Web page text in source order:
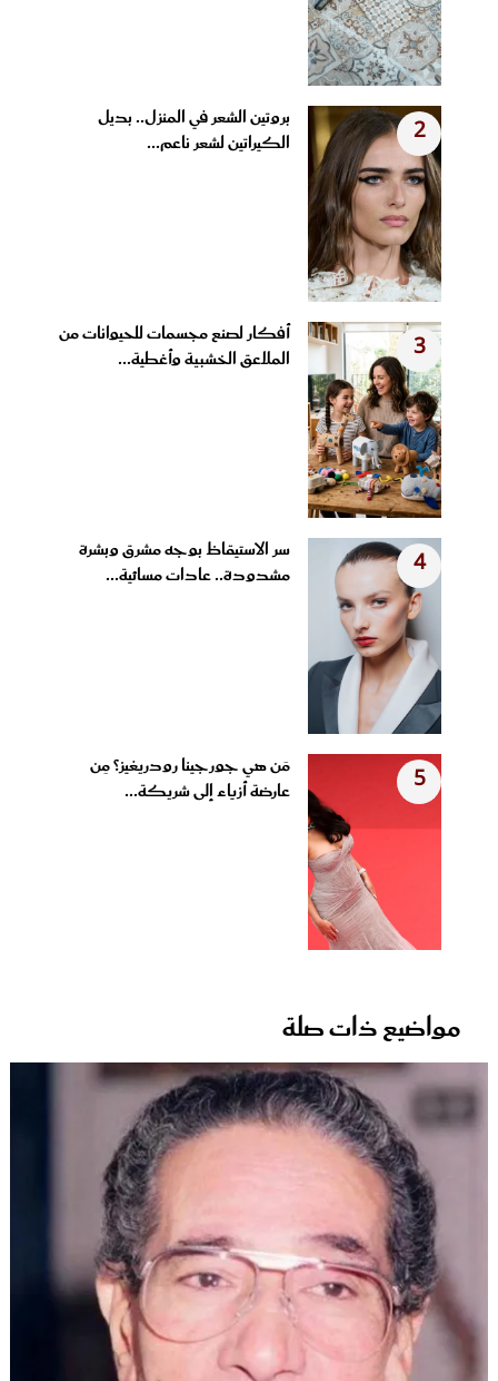
2
بروتين الشعر في المنزل.. بديل
الكيراتين لشعر ناعم...
3
أفكار لصنع مجسمات للحيوانات من
الملاعق الخشبية وأغطية...
4
سر الاستيقاظ بوجه مشرق وبشرة
مشدودة.. عادات مسائية...
5
مَن هي جورجينا رودريغيز؟ مِن
عارضة أزياء إلى شريكة...
مواضيع ذات صلة